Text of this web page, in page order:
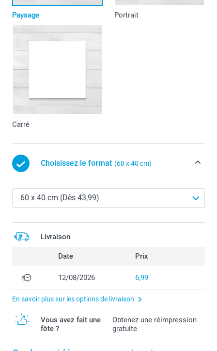
Paysage Portrait
Carré
Choisissez le format (60 x 40 cm)
Livraison
Date Prix
12/08/2026 6,99
En savoir plus sur les options de livraison
Vous avez fait une
fôte ?
Obtenez une réimpression
gratuite